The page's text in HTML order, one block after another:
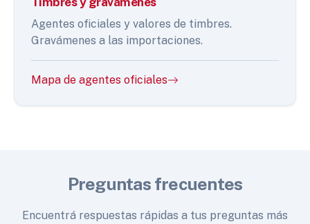
Agentes oficiales y valores de timbres.
Gravámenes a las importaciones.
Mapa de agentes oficiales
Preguntas frecuentes
Encuentrá respuestas rápidas a tus preguntas más